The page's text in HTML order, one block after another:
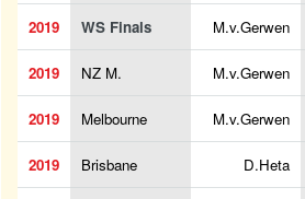
2019 WS Finals M.v.Gerwen
2019 NZ M. M.v.Gerwen
2019 Melbourne M.v.Gerwen
2019 Brisbane D.Heta